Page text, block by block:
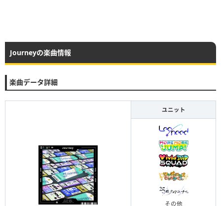
Journeyの楽曲情報
楽曲データ詳細
ユニット
その他